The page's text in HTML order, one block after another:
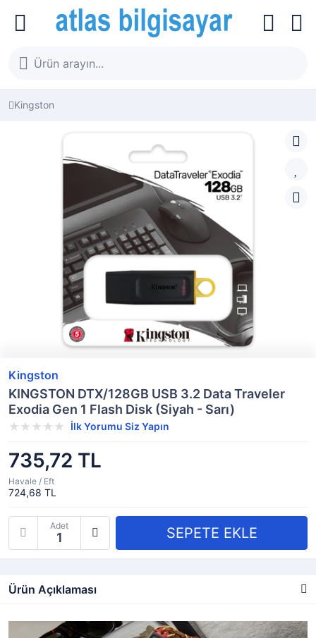
Kingston
Kingston
KINGSTON DTX/128GB USB 3.2 Data Traveler
Exodia Gen 1 Flash Disk (Siyah - Sarı)
İlk Yorumu Siz Yapın
735,72 TL
Havale / Eft
724,68 TL
Adet
Ürün Açıklaması